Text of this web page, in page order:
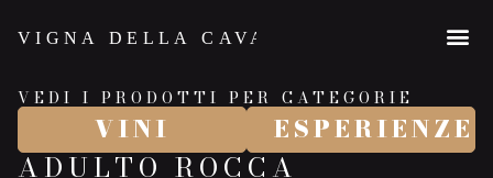
VEDI I PRODOTTI PER CATEGORIE
VINI ESPERIENZE
ADULTO ROCCA